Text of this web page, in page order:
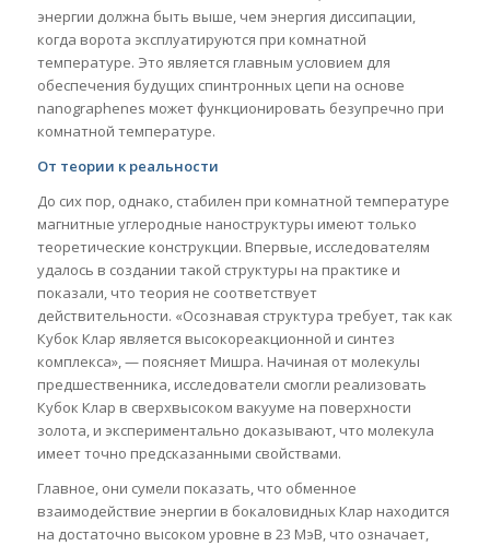
энергии должна быть выше, чем энергия диссипации,
когда ворота эксплуатируются при комнатной
температуре. Это является главным условием для
обеспечения будущих спинтронных цепи на основе
nanographenes может функционировать безупречно при
комнатной температуре.
От теории к реальности
До сих пор, однако, стабилен при комнатной температуре
магнитные углеродные наноструктуры имеют только
теоретические конструкции. Впервые, исследователям
удалось в создании такой структуры на практике и
показали, что теория не соответствует
действительности. «Осознавая структура требует, так как
Кубок Клар является высокореакционной и синтез
комплекса», — поясняет Мишра. Начиная от молекулы
предшественника, исследователи смогли реализовать
Кубок Клар в сверхвысоком вакууме на поверхности
золота, и экспериментально доказывают, что молекула
имеет точно предсказанными свойствами.
Главное, они сумели показать, что обменное
взаимодействие энергии в бокаловидных Клар находится
на достаточно высоком уровне в 23 МэВ, что означает,